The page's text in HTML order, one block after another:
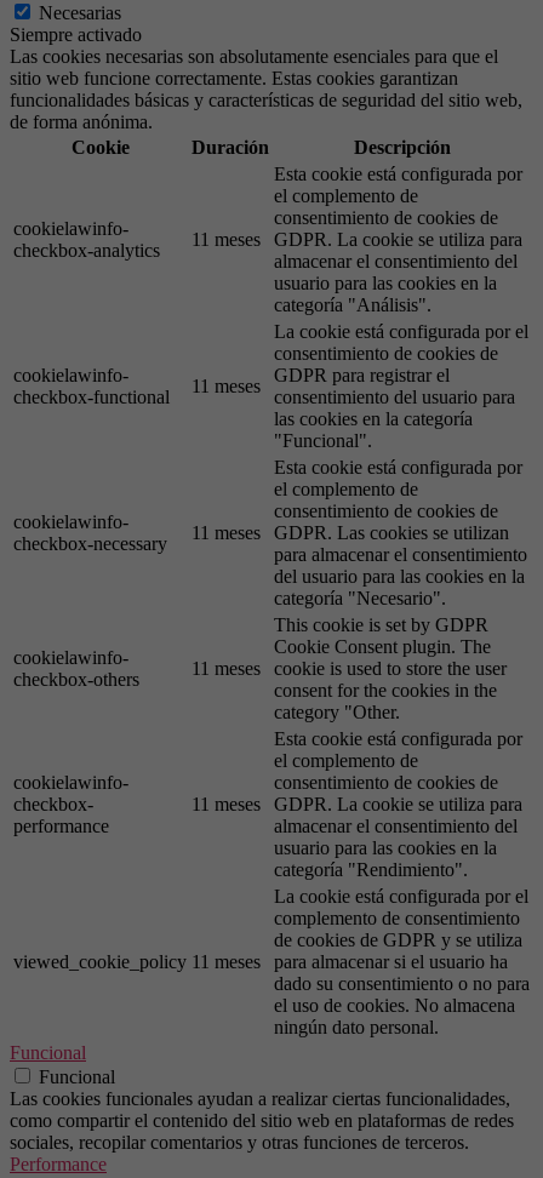
Necesarias
Siempre activado
Las cookies necesarias son absolutamente esenciales para que el
sitio web funcione correctamente. Estas cookies garantizan
funcionalidades básicas y características de seguridad del sitio web,
de forma anónima.
Cookie
Duración Descripción
cookielawinfo-
checkbox-analytics
11 meses
Esta cookie está configurada por
el complemento de
consentimiento de cookies de
GDPR. La cookie se utiliza para
almacenar el consentimiento del
usuario para las cookies en la
categoría "Análisis".
cookielawinfo-
checkbox-functional
11 meses
La cookie está configurada por el
consentimiento de cookies de
GDPR para registrar el
consentimiento del usuario para
las cookies en la categoría
"Funcional".
cookielawinfo-
checkbox-necessary
11 meses
Esta cookie está configurada por
el complemento de
consentimiento de cookies de
GDPR. Las cookies se utilizan
para almacenar el consentimiento
del usuario para las cookies en la
categoría "Necesario".
cookielawinfo-
checkbox-others
11 meses
This cookie is set by GDPR
Cookie Consent plugin. The
cookie is used to store the user
consent for the cookies in the
category "Other.
cookielawinfo-
checkbox-
performance
11 meses
Esta cookie está configurada por
el complemento de
consentimiento de cookies de
GDPR. La cookie se utiliza para
almacenar el consentimiento del
usuario para las cookies en la
categoría "Rendimiento".
viewed_cookie_policy 11 meses
La cookie está configurada por el
complemento de consentimiento
de cookies de GDPR y se utiliza
para almacenar si el usuario ha
dado su consentimiento o no para
el uso de cookies. No almacena
ningún dato personal.
Funcional
Funcional
Las cookies funcionales ayudan a realizar ciertas funcionalidades,
como compartir el contenido del sitio web en plataformas de redes
sociales, recopilar comentarios y otras funciones de terceros.
Performance